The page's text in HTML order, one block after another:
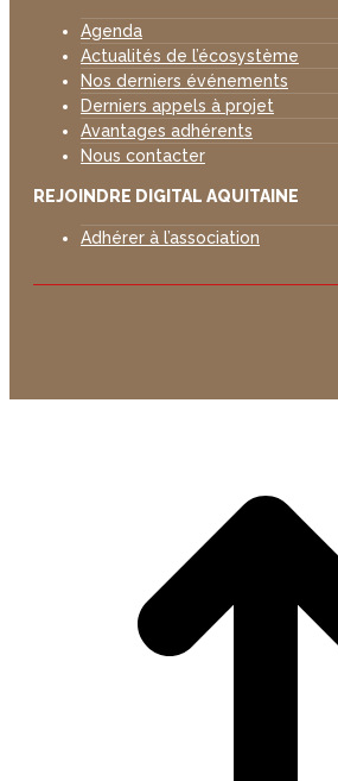
Agenda
Actualités de l’écosystème
Nos derniers événements
Derniers appels à projet
Avantages adhérents
Nous contacter
REJOINDRE DIGITAL AQUITAINE
Adhérer à l’association